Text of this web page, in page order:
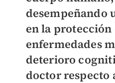
desempeñando
en la
enfermedades
deterioro
doctor respecto